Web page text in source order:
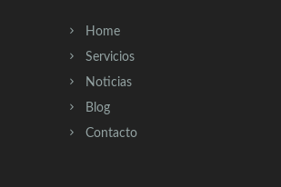
Home
Servicios
Noticias
Blog
Contacto